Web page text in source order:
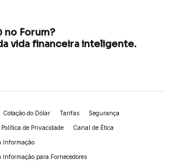
no Forum?
vida financeira inteligente.
Cotação do Dólar Tarifas Segurança
Política de Privacidade Canal de Ética
Informação
para Fornecedores